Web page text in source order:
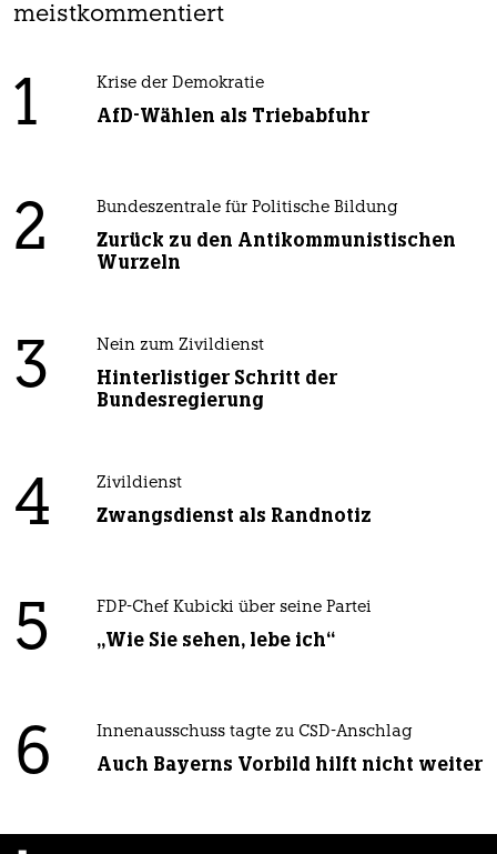
meistkommentiert
1 Krise der Demokratie
AfD-Wählen als Triebabfuhr
2 Bundeszentrale für Politische Bildung
Zurück zu den Antikommunistischen
Wurzeln
3 Nein zum Zivildienst
Hinterlistiger Schritt der
Bundesregierung
4 Zivildienst
Zwangsdienst als Randnotiz
5 FDP-Chef Kubicki über seine Partei
„Wie Sie sehen, lebe ich“
6 Innenausschuss tagte zu CSD-Anschlag
Auch Bayerns Vorbild hilft nicht weiter